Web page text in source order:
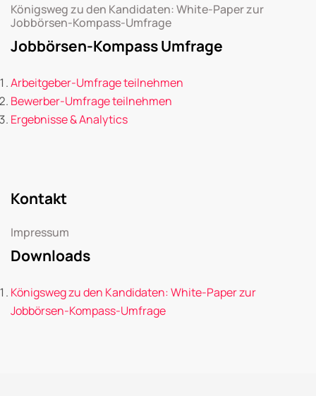
Königsweg zu den Kandidaten: White-Paper zur
Jobbörsen-Kompass-Umfrage
Jobbörsen-Kompass Umfrage
Arbeitgeber-Umfrage teilnehmen
Bewerber-Umfrage teilnehmen
Ergebnisse & Analytics
Kontakt
Impressum
Downloads
Königsweg zu den Kandidaten: White-Paper zur
Jobbörsen-Kompass-Umfrage